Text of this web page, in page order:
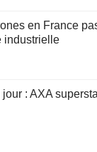
en France
industrielle
: AXA